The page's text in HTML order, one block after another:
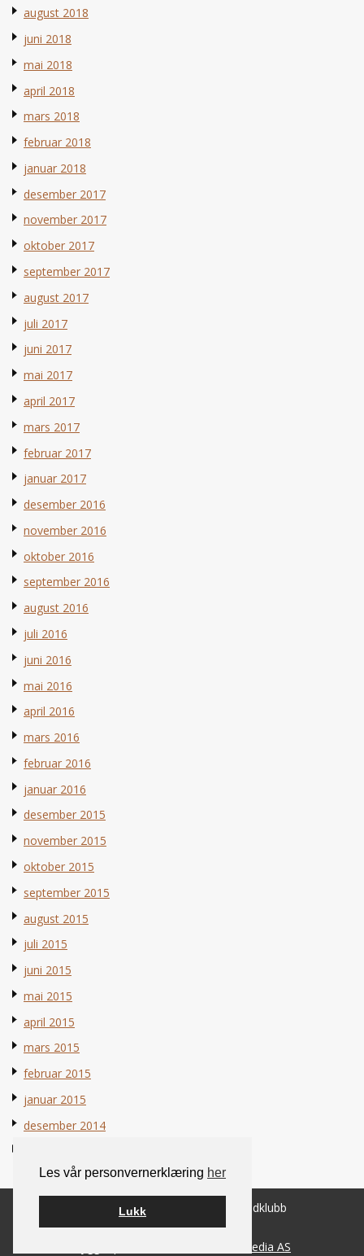
Les vår personvernerklæring her
Lukk
august 2018
juni 2018
mai 2018
april 2018
mars 2018
februar 2018
januar 2018
desember 2017
november 2017
oktober 2017
september 2017
august 2017
juli 2017
juni 2017
mai 2017
april 2017
mars 2017
februar 2017
januar 2017
desember 2016
november 2016
oktober 2016
september 2016
august 2016
juli 2016
juni 2016
mai 2016
april 2016
mars 2016
februar 2016
januar 2016
desember 2015
november 2015
oktober 2015
september 2015
august 2015
juli 2015
juni 2015
mai 2015
april 2015
mars 2015
februar 2015
januar 2015
desember 2014
© 2026 Norsk Berner Sennenhundklubb
Smart Media AS